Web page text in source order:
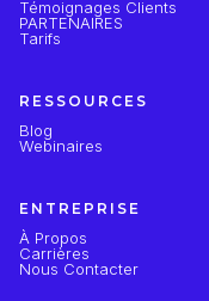
Témoignages Clients
PARTENAIRES
Tarifs
RESSOURCES
Blog
Webinaires
ENTREPRISE
À Propos
Carrières
Nous Contacter